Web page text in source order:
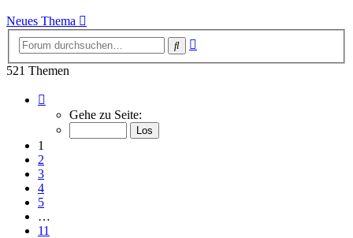
Neues Thema
Suche
521 Themen
von
Gehe zu Seite:
1
2
3
4
5
…
11